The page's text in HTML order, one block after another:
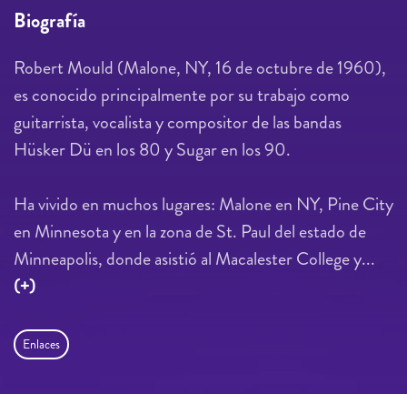
Biografía
Robert Mould (Malone, NY, 16 de octubre de 1960),
es conocido principalmente por su trabajo como
guitarrista, vocalista y compositor de las bandas
Hüsker Dü en los 80 y Sugar en los 90.
Ha vivido en muchos lugares: Malone en NY, Pine City
en Minnesota y en la zona de St. Paul del estado de
Minneapolis, donde asistió al Macalester College y...
(+)
Enlaces